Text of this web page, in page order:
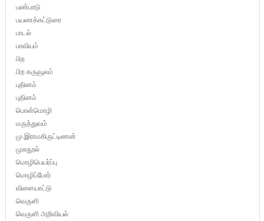
பண்பாடு
பயணக்கட்டுரை
பாடல்
பாவியம்
பிற
பிற கருவூலம்
புதினம்
புதினம்
பொன்மொழி
மருத்துவம்
மு.இராமகிருட்டிணன்
முகநூல்
மொழிபெயர்ப்பு
மொழிப்போர்
விளையாட்டு
வெருளி
வெருளி அறிவியல்